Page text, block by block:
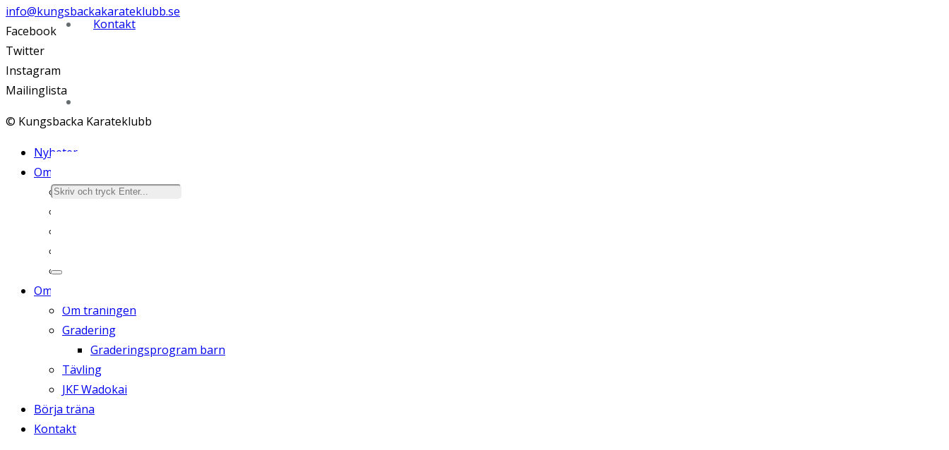
Kontakt
info@kungsbackakarateklubb.se
Facebook
Twitter
Instagram
Mailinglista
© Kungsbacka Karateklubb
Nyheter
Om klubben
Avgifter
Om karate
Om träningen
Gradering
Graderingsprogram barn
Tävling
JKF Wadokai
Börja träna
Kontakt